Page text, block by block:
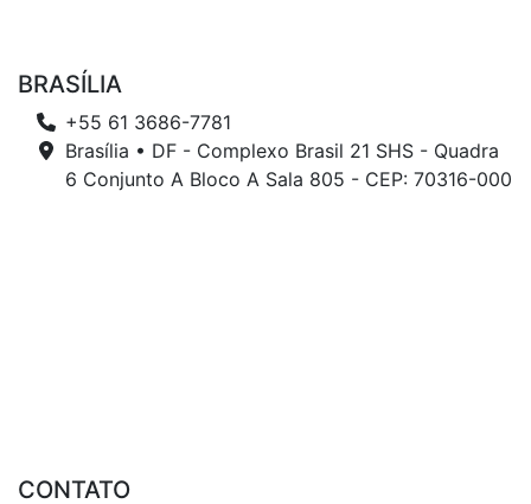
BRASÍLIA
+55 61 3686-7781
Brasília • DF - Complexo Brasil 21 SHS - Quadra
6 Conjunto A Bloco A Sala 805 - CEP: 70316-000
CONTATO